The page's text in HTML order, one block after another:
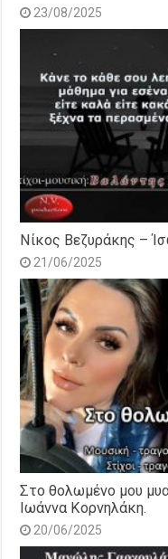
23/08/2025
Νίκος Βεζυράκης –
21/06/2025
Στο θολωμένο μου
Ιωάννα Κορνηλάκη.
20/06/2025